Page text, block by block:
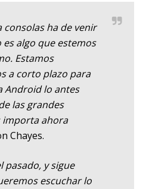
consolas ha de venir
algo que estemos
Estamos
a corto plazo para
Android lo antes
las grandes
importa ahora
Chayes.
pasado, y sigue
escuchar lo